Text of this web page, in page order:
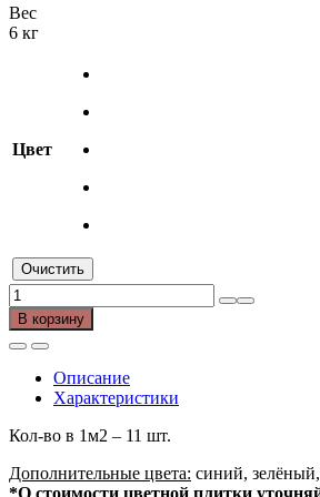
Вес
6 кг
Цвет
Очистить
Количество
товара
Плитка
тротуарная
"Паркет"
В корзину
Описание
Характеристики
Кол-во в 1м2 – 11 шт.
Дополнительные цвета: синий,